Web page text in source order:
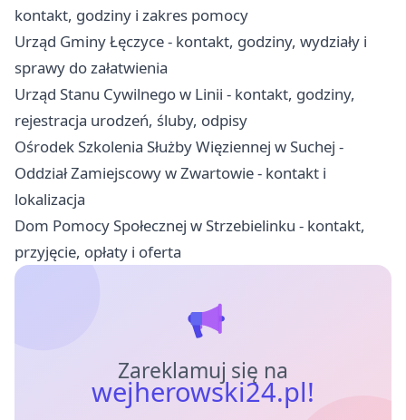
kontakt, godziny i zakres pomocy
Urząd Gminy Łęczyce - kontakt, godziny, wydziały i
sprawy do załatwienia
Urząd Stanu Cywilnego w Linii - kontakt, godziny,
rejestracja urodzeń, śluby, odpisy
Ośrodek Szkolenia Służby Więziennej w Suchej -
Oddział Zamiejscowy w Zwartowie - kontakt i
lokalizacja
Dom Pomocy Społecznej w Strzebielinku - kontakt,
przyjęcie, opłaty i oferta
Zareklamuj się na
wejherowski24.pl!